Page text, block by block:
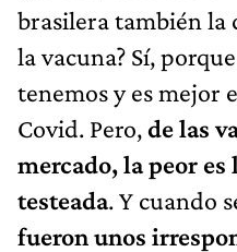
brasilera también la
la vacuna? Sí,
tenemos y es mejor
Covid. Pero,de las
mercado, la peor
testeada. Y cuando
fueron unos